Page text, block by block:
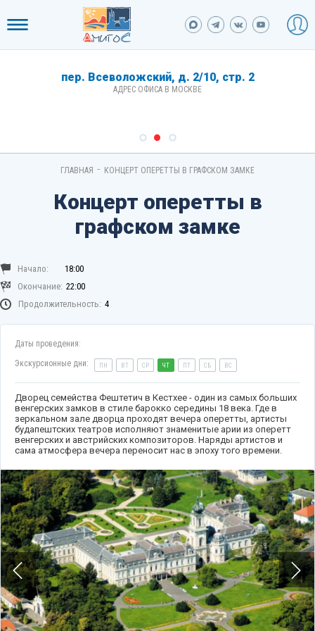
пер. Всеволожский, д. 2/10, стр. 2
АДРЕС ОФИСА В МОСКВЕ
ГЛАВНАЯ - КОНЦЕРТ ОПЕРЕТТЫ В ГРАФСКОМ ЗАМКЕ
Концерт оперетты в
графском замке
Начало:
18:00
Окончание: 22:00
Продолжительность: 4
Даты проведения:
Экскурсионные дни:
ПН ВТ СР ЧТ ПТ СБ ВС
Дворец семейства Фештетич в Кестхее - один из самых больших
венгерских замков в стиле барокко середины 18 века. Где в
зеркальном зале дворца проходят вечера оперетты, артисты
будапештских театров исполняют знаменитые арии из оперетт
венгерских и австрийских композиторов. Наряды артистов и
сама атмосфера вечера переносит нас в эпоху того времени.